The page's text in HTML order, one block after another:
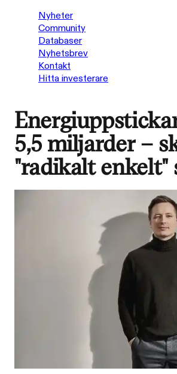
Nyheter
Community
Databaser
Nyhetsbrev
Kontakt
Hitta investerare
5,5 miljarder –
"radikalt enkelt"